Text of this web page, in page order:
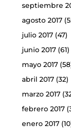
septiembre
agosto 2017
julio 2017(47)
junio 2017(61)
mayo 2017
abril 2017(32)
marzo 2017
febrero 2017
enero 2017